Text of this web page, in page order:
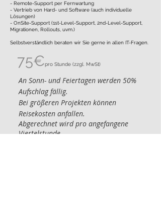
- Remote-Support per Fernwartung
- Vertrieb von Hard- und Software (auch individuelle
Lösungen)
- OnSite-Support (1st-Level-Support, 2nd-Level-Support,
Migrationen, Rollouts, uvm.)
Selbstverständlich beraten wir Sie gerne in allen IT-Fragen.
75€pro Stunde (zzgl. MwSt)
An Sonn- und Feiertagen werden 50%
Aufschlag fällig.
Bei größeren Projekten können
Reisekosten anfallen.
Abgerechnet wird pro angefangene
Viertelstunde.